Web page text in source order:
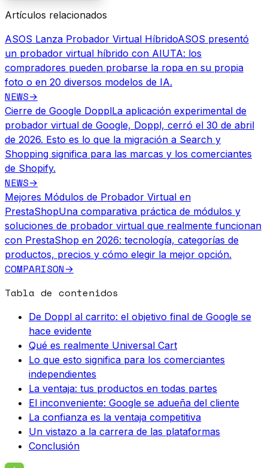
Artículos relacionados
ASOS Lanza Probador Virtual HíbridoASOS presentó
un probador virtual híbrido con AIUTA: los
compradores pueden probarse la ropa en su propia
foto o en 20 diversos modelos de IA.
NEWS→
Cierre de Google DopplLa aplicación experimental de
probador virtual de Google, Doppl, cerró el 30 de abril
de 2026. Esto es lo que la migración a Search y
Shopping significa para las marcas y los comerciantes
de Shopify.
NEWS→
Mejores Módulos de Probador Virtual en
PrestaShopUna comparativa práctica de módulos y
soluciones de probador virtual que realmente funcionan
con PrestaShop en 2026: tecnología, categorías de
productos, precios y cómo elegir la mejor opción.
COMPARISON →
Tabla de contenidos
De Doppl al carrito: el objetivo final de Google se
hace evidente
Qué es realmente Universal Cart
Lo que esto significa para los comerciantes
independientes
La ventaja: tus productos en todas partes
El inconveniente: Google se adueña del cliente
La confianza es la ventaja competitiva
Un vistazo a la carrera de las plataformas
Conclusión